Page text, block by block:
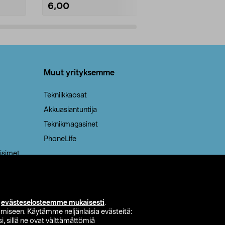
evästeselosteemme mukaisesti.
Käytämme neljänlaisia evästeitä:
sillä ne ovat välttämättömiä
6,00
Muut yrityksemme
Tekniikkaosat
Akkuasiantuntija
Teknikmagasinet
PhoneLife